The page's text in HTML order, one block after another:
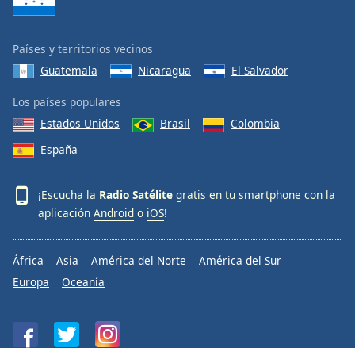
Países y territorios vecinos
Guatemala
Nicaragua El Salvador
Los países populares
Estados Unidos
Brasil
Colombia
España
¡Escucha la Radio Satélite gratis en tu smartphone con la
aplicación Android o iOS!
África Asia América del Norte
América del Sur
Europa
Oceanía